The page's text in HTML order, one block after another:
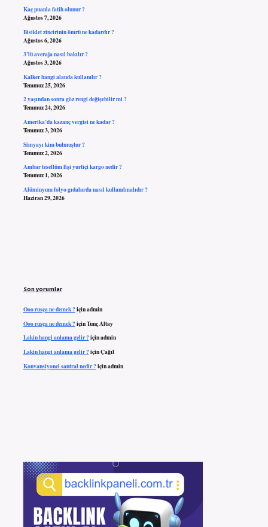
Kaç puanla fatih olunur ?
Ağustos 7, 2026
Bisiklet zincirinin ömrü ne kadardır ?
Ağustos 6, 2026
3’lü averaja nasıl bakılır ?
Ağustos 3, 2026
Kalker hangi alanda kullanılır ?
Temmuz 25, 2026
2 yaşından sonra göz rengi değişebilir mi ?
Temmuz 24, 2026
Amerika’da kazanç vergisi ne kadar ?
Temmuz 3, 2026
Simyayı kim bulmuştur ?
Temmuz 2, 2026
Ambar tesellüm fişi yurtiçi kargo nedir ?
Temmuz 1, 2026
Alüminyum folyo gıdalarda nasıl kullanılmalıdır ?
Haziran 29, 2026
Son yorumlar
Ooo rusça ne demek ?içinadmin
Ooo rusça ne demek ?içinTunç Altay
Lakin hangi anlama gelir ?içinadmin
Lakin hangi anlama gelir ?içinÇağıl
Konvansiyonel santral nedir ?içinadmin